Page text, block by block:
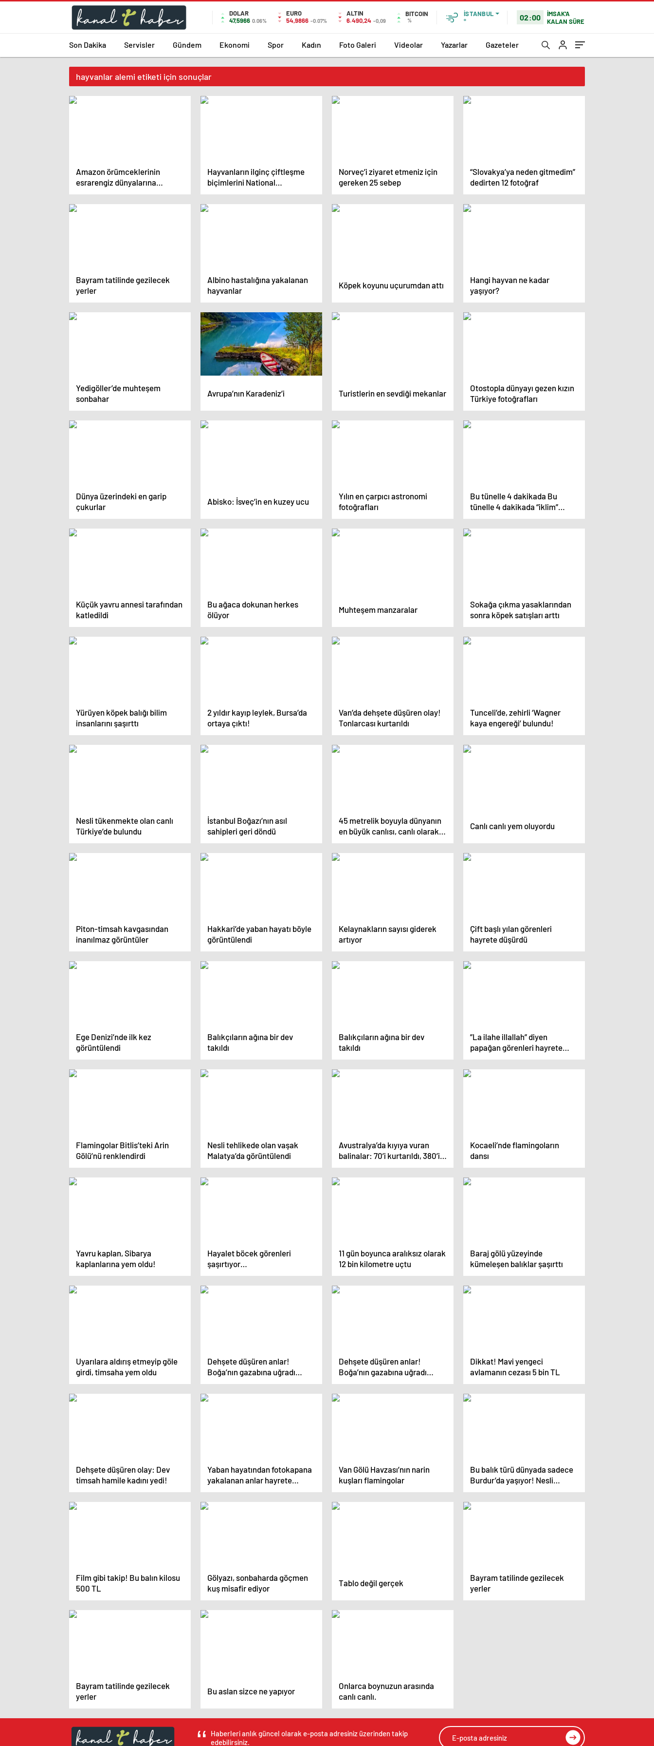
DOLAR
47,5966 0.06%
EURO
54,9866 -0.07%
ALTIN
6.490,24 -0,09
BITCOIN
%
İSTANBUL
°
02:00
İMSAK'A
KALAN SÜRE
Son Dakika Servisler Gündem Ekonomi Spor Kadın Foto Galeri Videolar Yazarlar Gazeteler
hayvanlar alemi etiketi için sonuçlar
Amazon örümceklerinin
esrarengiz dünyalarına
gitmeye hazır olun.
Hayvanların ilginç çiftleşme
biçimlerini National
Geographic görüntüledi.
Norveç’i ziyaret etmeniz için
gereken 25 sebep
“Slovakya’ya neden gitmedim”
dedirten 12 fotoğraf
Bayram tatilinde gezilecek
yerler
Albino hastalığına yakalanan
hayvanlar
Köpek koyunu uçurumdan attı
Hangi hayvan ne kadar
yaşıyor?
Yedigöller’de muhteşem
sonbahar
Avrupa’nın Karadeniz’i Turistlerin en sevdiği mekanlar
Otostopla dünyayı gezen kızın
Türkiye fotoğrafları
Dünya üzerindeki en garip
çukurlar
Abisko: İsveç’in en kuzey ucu
Yılın en çarpıcı astronomi
fotoğrafları
Bu tünelle 4 dakikada Bu
tünelle 4 dakikada “iklim”
değişecek
Küçük yavru annesi tarafından
katledildi
Bu ağaca dokunan herkes
ölüyor
Muhteşem manzaralar
Sokağa çıkma yasaklarından
sonra köpek satışları arttı
Yürüyen köpek balığı bilim
insanlarını şaşırttı
2 yıldır kayıp leylek, Bursa’da
ortaya çıktı!
Van’da dehşete düşüren olay!
Tonlarcası kurtarıldı
Tunceli’de, zehirli ‘Wagner
kaya engereği’ bulundu!
Nesli tükenmekte olan canlı
Türkiye’de bulundu
İstanbul Boğazı’nın asıl
sahipleri geri döndü
45 metrelik boyuyla dünyanın
en büyük canlısı, canlı olarak
bulundu!
Canlı canlı yem oluyordu
Piton-timsah kavgasından
inanılmaz görüntüler
Hakkari’de yaban hayatı böyle
görüntülendi
Kelaynakların sayısı giderek
artıyor
Çift başlı yılan görenleri
hayrete düşürdü
Ege Denizi’nde ilk kez
görüntülendi
Balıkçıların ağına bir dev
takıldı
Balıkçıların ağına bir dev
takıldı
”La ilahe illallah” diyen
papağan görenleri hayrete
düşürüyor
Flamingolar Bitlis’teki Arin
Gölü’nü renklendirdi
Nesli tehlikede olan vaşak
Malatya’da görüntülendi
Avustralya’da kıyıya vuran
balinalar: 70’i kurtarıldı, 380’i
öldü
Kocaeli’nde flamingoların
dansı
Yavru kaplan, Sibarya
kaplanlarına yem oldu!
Hayalet böcek görenleri
şaşırtıyor…
11 gün boyunca aralıksız olarak
12 bin kilometre uçtu
Baraj gölü yüzeyinde
kümeleşen balıklar şaşırttı
Uyarılara aldırış etmeyip göle
girdi, timsaha yem oldu
Dehşete düşüren anlar!
Boğa’nın gazabına uğradı…
Dehşete düşüren anlar!
Boğa’nın gazabına uğradı…
Dikkat! Mavi yengeci
avlamanın cezası 5 bin TL
Dehşete düşüren olay: Dev
timsah hamile kadını yedi!
Yaban hayatından fotokapana
yakalanan anlar hayrete
düşürdü
Van Gölü Havzası’nın narin
kuşları flamingolar
Bu balık türü dünyada sadece
Burdur’da yaşıyor! Nesli
tükenmek üzere
Film gibi takip! Bu balın kilosu
500 TL
Gölyazı, sonbaharda göçmen
kuş misafir ediyor
Tablo değil gerçek
Bayram tatilinde gezilecek
yerler
Bayram tatilinde gezilecek
yerler
Bu aslan sizce ne yapıyor
Onlarca boynuzun arasında
canlı canlı.
Haberleri anlık güncel olarak e-posta adresiniz üzerinden takip
edebilirsiniz.